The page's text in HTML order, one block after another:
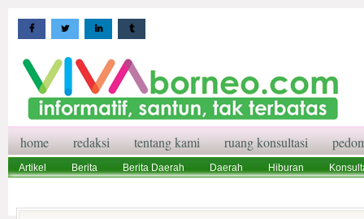
home redaksi tentang kami ruang konsultasi
Artikel Berita Berita Daerah Daerah Hiburan